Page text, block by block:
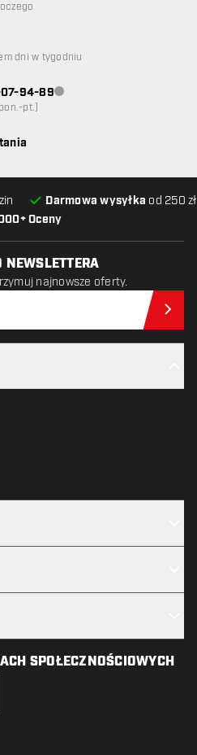
Oceny
Darmowa wysyłka od 250
klienta niedostępna
dni w tygodniu
07-94-89Obsługa klienta niedostępna
pt.)
najnowsze oferty.
SPOŁECZNOŚCIOWYCH